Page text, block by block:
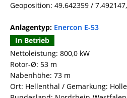
Geoposition: 49.642359 / 7.492147,
Anlagentyp: Enercon E-53
In Betrieb
Nettoleistung: 800,0 kW
Rotor-Ø: 53 m
Nabenhöhe: 73 m
Ort: Hellenthal / Gemarkung: